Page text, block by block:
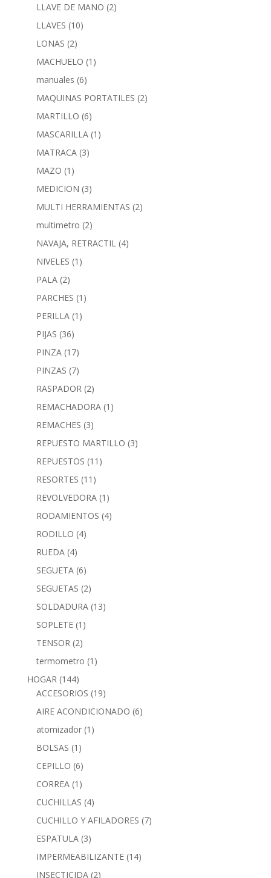
LLAVE DE MANO (2)
LLAVES (10)
LONAS (2)
MACHUELO (1)
manuales (6)
MAQUINAS PORTATILES (2)
MARTILLO (6)
MASCARILLA (1)
MATRACA (3)
MAZO (1)
MEDICION (3)
MULTI HERRAMIENTAS (2)
multimetro (2)
NAVAJA, RETRACTIL (4)
NIVELES (1)
PALA (2)
PARCHES (1)
PERILLA (1)
PIJAS (36)
PINZA (17)
PINZAS (7)
RASPADOR (2)
REMACHADORA (1)
REMACHES (3)
REPUESTO MARTILLO (3)
REPUESTOS (11)
RESORTES (11)
REVOLVEDORA (1)
RODAMIENTOS (4)
RODILLO (4)
RUEDA (4)
SEGUETA (6)
SEGUETAS (2)
SOLDADURA (13)
SOPLETE (1)
TENSOR (2)
termometro (1)
HOGAR (144)
ACCESORIOS (19)
AIRE ACONDICIONADO (6)
atomizador (1)
BOLSAS (1)
CEPILLO (6)
CORREA (1)
CUCHILLAS (4)
CUCHILLO Y AFILADORES (7)
ESPATULA (3)
IMPERMEABILIZANTE (14)
INSECTICIDA (2)